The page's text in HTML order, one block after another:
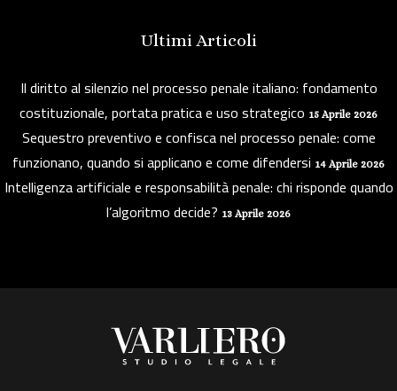
Ultimi Articoli
Il diritto al silenzio nel processo penale italiano: fondamento
costituzionale, portata pratica e uso strategico 15 Aprile 2026
Sequestro preventivo e confisca nel processo penale: come
funzionano, quando si applicano e come difendersi 14 Aprile 2026
Intelligenza artificiale e responsabilità penale: chi risponde quando
l’algoritmo decide? 13 Aprile 2026